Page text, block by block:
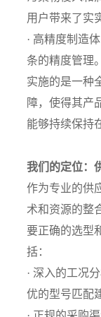
用户带来了实
· 高精度制造
条的精度管理
实施的是一种
障，使得其产
能够持续保持
我们的定位：
作为专业的供
术和资源的整
要正确的选型
括：
· 深入的工况
优的型号匹配